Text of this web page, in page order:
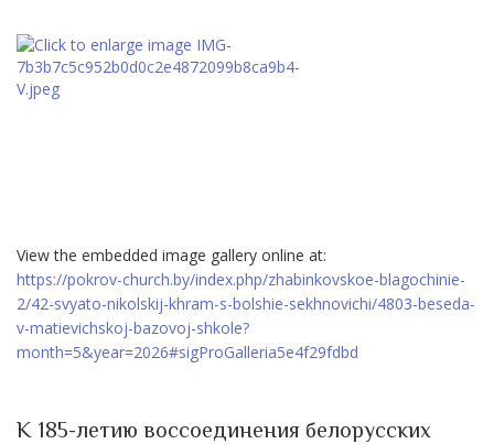
View the embedded image gallery online at:
https://pokrov-church.by/index.php/zhabinkovskoe-blagochinie-
2/42-svyato-nikolskij-khram-s-bolshie-sekhnovichi/4803-beseda-
v-matievichskoj-bazovoj-shkole?
month=5&year=2026#sigProGalleria5e4f29fdbd
К 185-летию воссоединения белорусских